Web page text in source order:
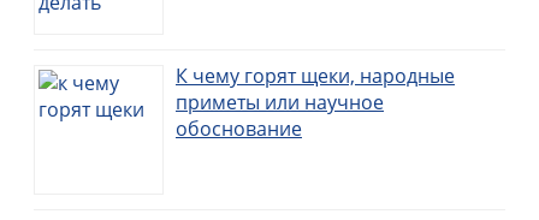
К чему горят щеки, народные
приметы или научное
обоснование